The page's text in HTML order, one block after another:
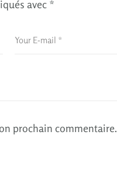
avec *
prochain commentaire.